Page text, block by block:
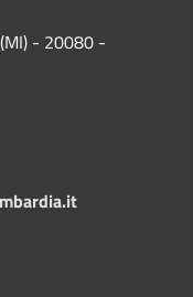
- 20080 -